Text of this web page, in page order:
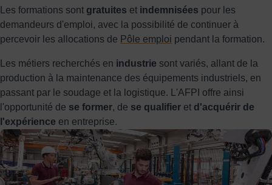
Les formations sont gratuites et indemnisées pour les
demandeurs d'emploi, avec la possibilité de continuer à
percevoir les allocations de Pôle emploi pendant la formation.
Les métiers recherchés en industrie sont variés, allant de la
production à la maintenance des équipements industriels, en
passant par le soudage et la logistique. L'AFPI offre ainsi
l'opportunité de se former, de se qualifier et d'acquérir de
l'expérience en entreprise.